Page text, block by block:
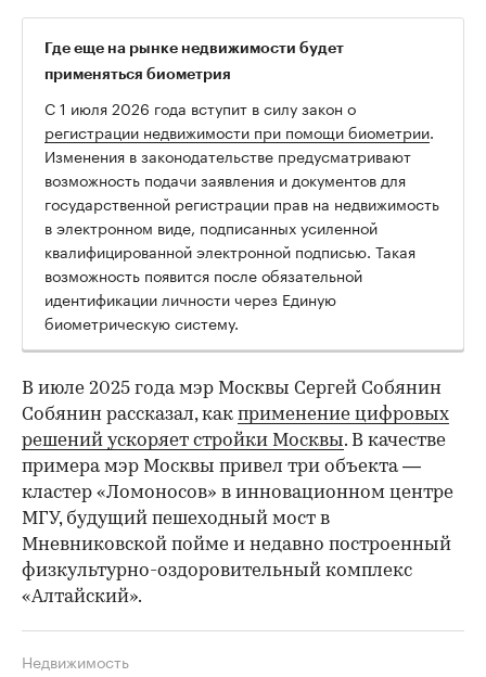
Где еще на рынке недвижимости будет
применяться биометрия
С 1 июля 2026 года вступит в силу закон о
регистрации недвижимости при помощи биометрии.
Изменения в законодательстве предусматривают
возможность подачи заявления и документов для
государственной регистрации прав на недвижимость
в электронном виде, подписанных усиленной
квалифицированной электронной подписью. Такая
возможность появится после обязательной
идентификации личности через Единую
биометрическую систему.
В июле 2025 года мэр Москвы Сергей Собянин
Собянин рассказал, как применение цифровых
решений ускоряет стройки Москвы. В качестве
примера мэр Москвы привел три объекта —
кластер «Ломоносов» в инновационном центре
МГУ, будущий пешеходный мост в
Мневниковской пойме и недавно построенный
физкультурно-оздоровительный комплекс
«Алтайский».
Недвижимость